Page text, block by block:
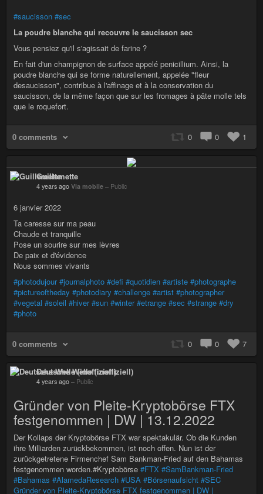
#saucisson #sec
La poudre blanche qui recouvre le saucisson sec
Vous pensiez qu'il s'agissait de farine ?
En fait d'un champignon de surface appelé penicillium. Ainsi, la
poudre blanche qui se forme naturellement, appelée "fleur
desaucisson", contribue à l'affinage et à la conservation du
saucisson, de la même façon que sur les fromages à pâte molle tels
que le roquefort.
0 comments 0 0 1
Guillemette
4 years ago Via mobile – Public
6 janvier 2022
Ta caresse sur ma peau
Chaude et tranquille
Pose un sourire sur mes lèvres
De paix et d'évidence
Nous sommes vivants
#photodujour #journalphoto #defi #quotidien #artiste #photographe
#pictureoftheday #photodiary #challenge #artist #photographer
#vegetal #soleil #hiver #sun #winter #etrange #sec #strange #dry
#photo
0 comments 0 0 7
Deutsche Welle (inoffiziell)
4 years ago – Public
Gründer von Pleite-Kryptobörse FTX
festgenommen | DW | 13.12.2022
Der Kollaps der Kryptobörse FTX war spektakulär. Ob die Kunden
ihre Milliarden zurückbekommen, ist noch offen. Nun ist der
zurückgetretene Firmenchef Sam Bankman-Fried auf den Bahamas
festgenommen worden.#Kryptobörse #FTX #SamBankman-Fried
#Bahamas #AlamedaResearch #USA #Börsenaufsicht #SEC
Gründer von Pleite-Kryptobörse FTX festgenommen | DW |